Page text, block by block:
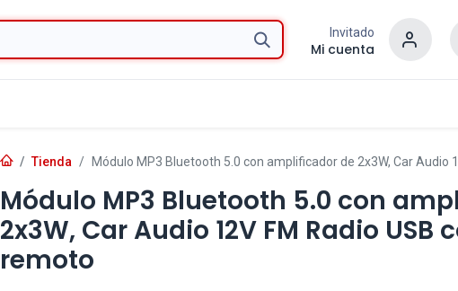
Invitado
Mi cuenta
Tienda Módulo MP3 Bluetooth 5.0 con amplificador de 2x3W, Car Audio
Módulo MP3 Bluetooth 5.0 con
2x3W, Car Audio 12V FM Radio USB
remoto